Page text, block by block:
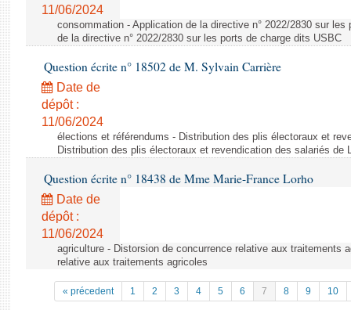
11/06/2024
consommation - Application de la directive n° 2022/2830 sur
de la directive n° 2022/2830 sur les ports de charge dits USBC
Question écrite n° 18502 de M. Sylvain Carrière
Date de
dépôt :
11/06/2024
élections et référendums - Distribution des plis électoraux et
Distribution des plis électoraux et revendication des salariés de
Question écrite n° 18438 de Mme Marie-France Lorho
Date de
dépôt :
11/06/2024
agriculture - Distorsion de concurrence relative aux traitements
relative aux traitements agricoles
« précedent 1 2 3 4 5 6 7 8 9 10